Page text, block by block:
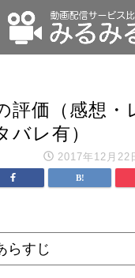
評価（感想・
レ有）
2017年12月22
らすじ